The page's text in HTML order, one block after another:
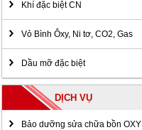
Khí đặc biệt CN
Vỏ Bình Ôxy, Ni tơ, CO2, Gas
Dầu mỡ đặc biệt
DỊCH VỤ
Bảo dưỡng sửa chữa bồn OXY